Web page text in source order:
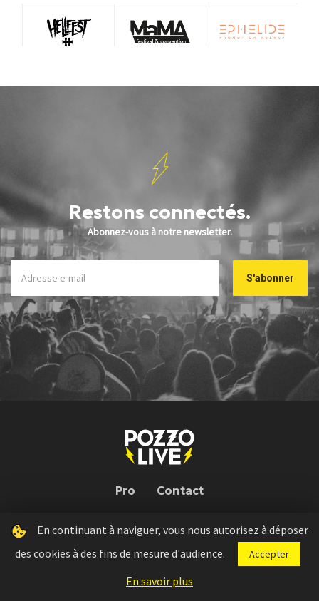
Restons connectés.
Abonnez-vous à notre newsletter.
Pro Contact
Pozzo Live © 2026 | Conception : Pozzo Team, avec l'aide deBloop
Press kit Règlement concours Mentions légales
En continuant à naviguer, vous nous autorisez à déposer
des cookies à des fins de mesure d'audience.
Accepter
En savoir plus